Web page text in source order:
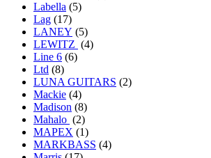
Labella (5)
Lag (17)
LANEY (5)
LEWITZ (4)
Line 6 (6)
Ltd (8)
LUNA GUITARS (2)
Mackie (4)
Madison (8)
Mahalo (2)
MAPEX (1)
MARKBASS (4)